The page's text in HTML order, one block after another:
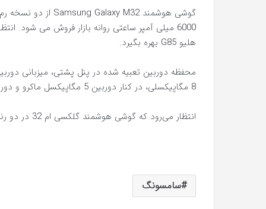
6000 میلی آمپر ساعتی روانه بازار فروش می
هلیو G85 بهره بگیرد.
8 مگاپیکسلی، در کنار دوربین 5 مگاپیکسل ماکرو و دوربین 5 مگاپیکسل عمق‌سنج را به عهده دارد.
انتظار می‌رود که گوشی هوشمند گلکسی ام 32 در دو رنگ آبی و مشکی راهی بازار فروش شود.
سامسونگ